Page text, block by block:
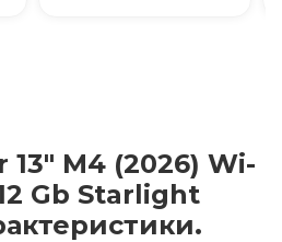
M4 (2026) Wi-
Gb Starlight